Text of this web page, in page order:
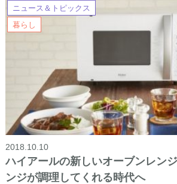
ニュース＆トピックス
暮らし
2018.10.10
ハイアールの新しいオーブンレン
ンジが調理してくれる時代へ